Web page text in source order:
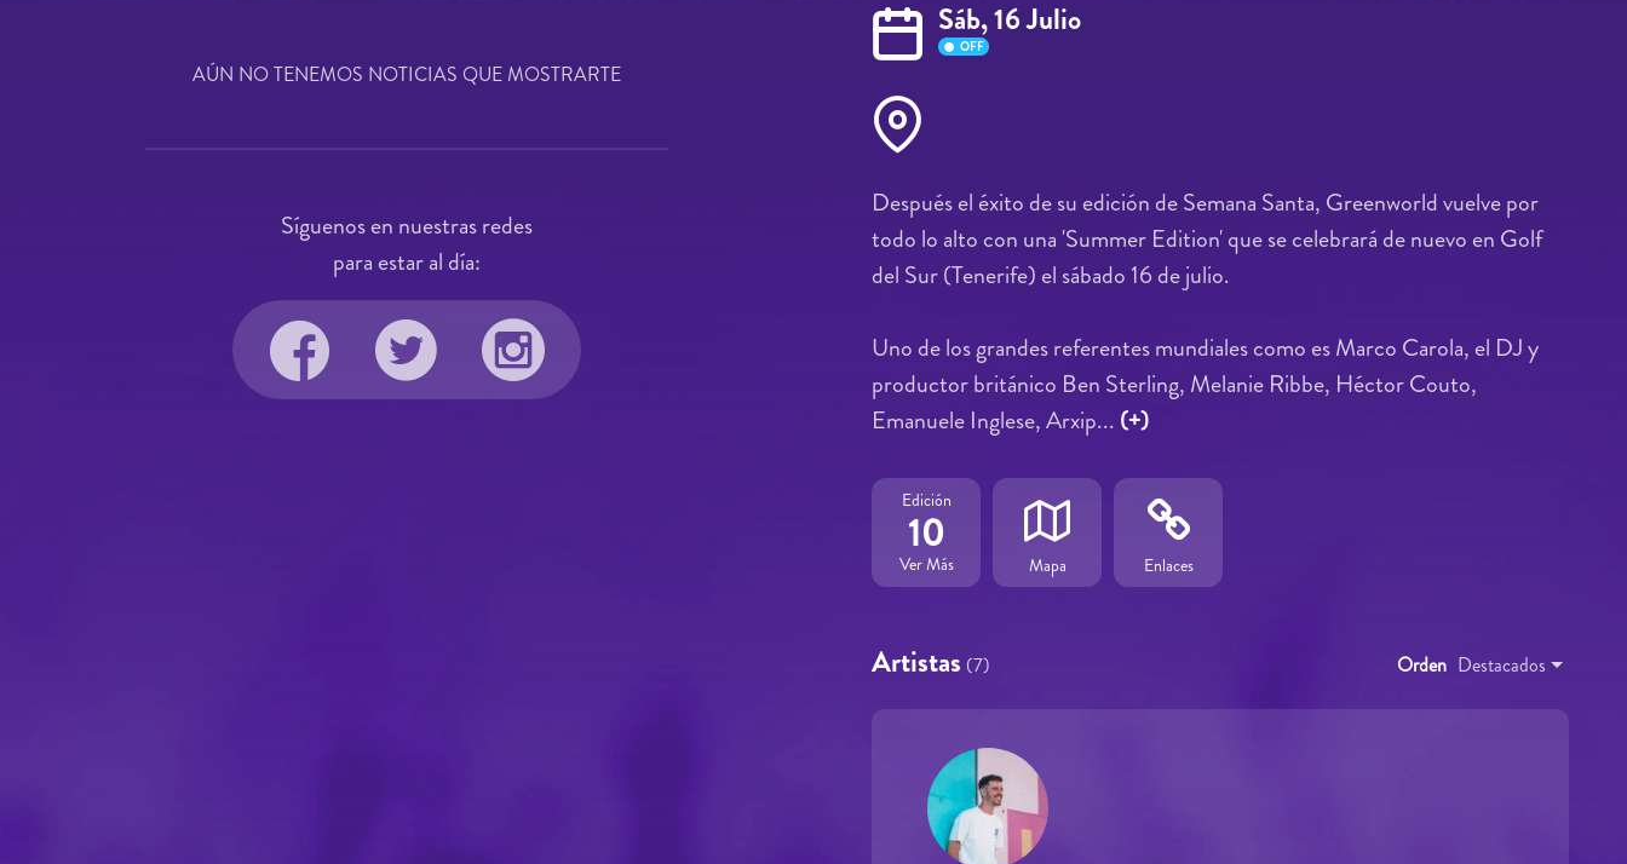
Sáb, 16 Julio
OFF
Después el éxito de su edición de Semana Santa, Greenworld vuelve por
todo lo alto con una 'Summer Edition' que se celebrará de nuevo en Golf
del Sur (Tenerife) el sábado 16 de julio.
Uno de los grandes referentes mundiales como es Marco Carola, el DJ y
productor británico Ben Sterling, Melanie Ribbe, Héctor Couto,
Emanuele Inglese, Arxip... (+)
Edición
10
Ver Más Mapa Enlaces
Artistas (7) Orden Destacados
AÚN NO TENEMOS NOTICIAS QUE MOSTRARTE
Síguenos en nuestras redes
para estar al día: